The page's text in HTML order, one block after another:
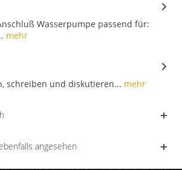
Wasserpumpe passend für:
mehr
schreiben und diskutieren... mehr
angesehen